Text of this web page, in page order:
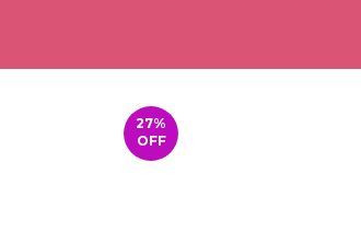
27%
OFF